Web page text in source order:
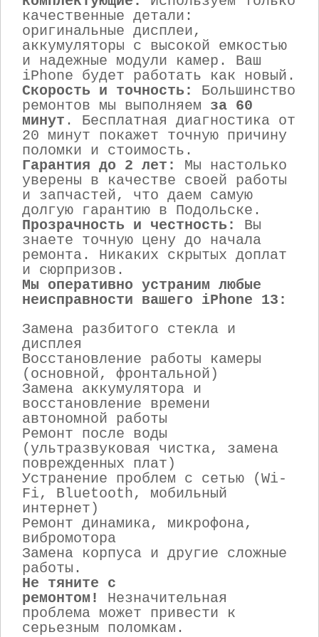
качественные детали:
оригинальные дисплеи,
аккумуляторы с высокой емкостью
и надежные модули камер. Ваш
iPhone будет работать как новый.
Скорость и точность:
Большинство
ремонтов мы выполняем за 60
минут . Бесплатная диагностика от
20 минут покажет точную причину
поломки и стоимость.
Гарантия до 2 лет:
Мы настолько
уверены в качестве своей работы
и запчастей, что даем самую
долгую гарантию в Подольске.
Прозрачность и честность:
Вы
знаете точную цену до начала
ремонта. Никаких скрытых доплат
и сюрпризов.
Мы оперативно устраним любые
неисправности вашего iPhone 13:
Замена разбитого стекла и
дисплея
Восстановление работы камеры
(основной, фронтальной)
Замена аккумулятора и
восстановление времени
автономной работы
Ремонт после воды
(ультразвуковая чистка, замена
поврежденных плат)
Устранение проблем с сетью (Wi-
Fi, Bluetooth, мобильный
интернет)
Ремонт динамика, микрофона,
вибромотора
Замена корпуса и другие сложные
работы.
Не тяните с
ремонтом!
Незначительная
проблема может привести к
серьезным поломкам.